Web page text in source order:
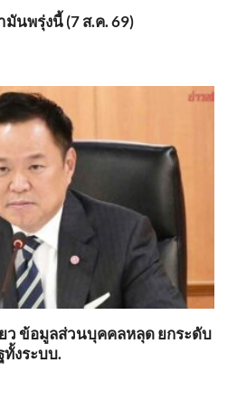
นพรุ่งนี้ (7 ส.ค. 69)
ว ข้อมูลส่วนบุคคลหลุด ยกระดับ
งระบบ.